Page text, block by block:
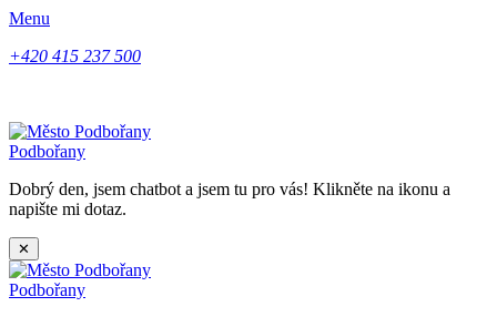
Menu
+420 415 237 500
Podbořany
Dobrý den, jsem chatbot a jsem tu pro vás! Klikněte na ikonu a
napište mi dotaz.
✕
Podbořany